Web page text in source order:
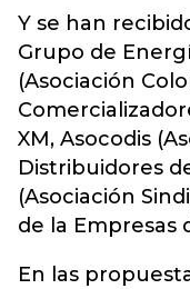
Y se han
Grupo de
(Asociación
XM, Asocodis
Distribuidores
(Asociación
de la Empresas
En las